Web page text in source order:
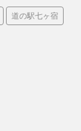
道の駅七ヶ宿